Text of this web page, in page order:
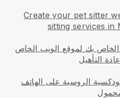
Create your pet sitter
sitting services in
بك لموقع الويب الخاص
التأهيل
الروسية على الهاتف